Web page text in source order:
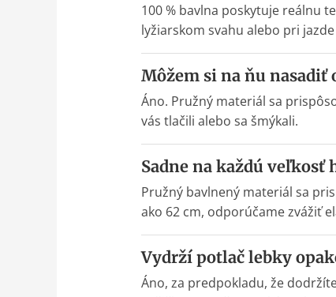
100 % bavlna poskytuje reálnu
lyžiarskom svahu alebo pri
Môžem si na ňu nasadiť
Áno. Pružný materiál sa
vás tlačili alebo sa šmýkali.
Sadne na každú veľkosť
Pružný bavlnený materiál sa
ako 62 cm, odporúčame zvážiť
Vydrží potlač lebky
Áno, za predpokladu, že